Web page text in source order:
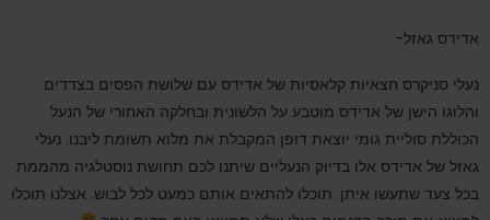
אדידס גאזל-
נעלי סניקרס חצאיות קלאסיות של אדידס עם שלושת הפסים בצדדים
והלוגו הישן של אדידס מוטבע על הלשונית ובחלקה האחורי של הנעל
הכוללת סוליית גומי יוצאת דופן המקבלת את מלוא תשומת ליבנו. נעלי
גאזל של אדידס אלו בדיוק הנעליים שיתנו לכם תחושת נוסטלגיה מהממת
בכל צעד שתעשו איתן. תוכלו להתאים אותם כמעט לכל לבוש. אצלנו תוכלו